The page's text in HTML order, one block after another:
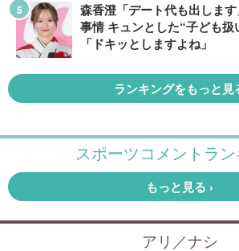
森香澄「デート代も出しま
事情 キュンとした“子ども扱
「ドキッとしますよね」
ランキングをもっと見